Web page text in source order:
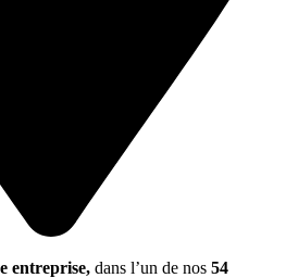
entreprise, dans l’un de nos 54